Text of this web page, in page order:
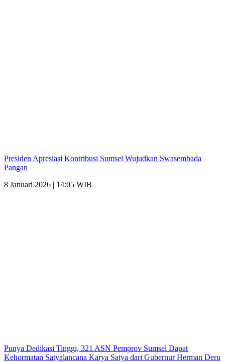
Presiden Apresiasi Kontribusi Sumsel Wujudkan Swasembada
Pangan
8 Januari 2026 | 14:05 WIB
Punya Dedikasi Tinggi, 321 ASN Pemprov Sumsel Dapat
Kehormatan Satyalancana Karya Satya dari Gubernur Herman Deru